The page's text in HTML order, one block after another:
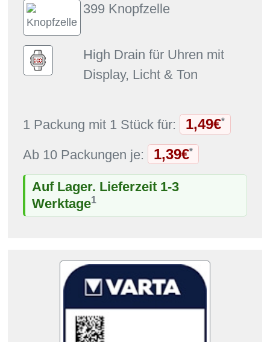
399 Knopfzelle
High Drain für Uhren mit
Display, Licht & Ton
1 Packung mit 1 Stück für: 1,49€*
Ab 10 Packungen je: 1,39€*
Auf Lager. Lieferzeit 1-3
Werktage1